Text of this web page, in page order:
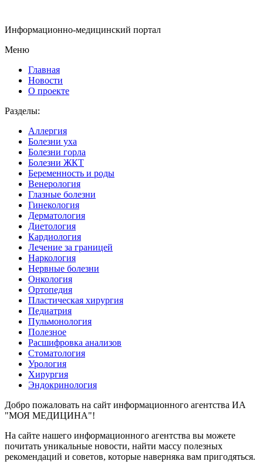
Информационно-медицинский портал
Меню
Главная
Новости
О проекте
Разделы:
Аллергия
Болезни уха
Болезни горла
Болезни ЖКТ
Беременность и роды
Венерология
Глазные болезни
Гинекология
Дерматология
Диетология
Кардиология
Лечение за границей
Наркология
Нервные болезни
Онкология
Ортопедия
Пластическая хирургия
Педиатрия
Пульмонология
Полезное
Расшифровка анализов
Стоматология
Урология
Хирургия
Эндокринология
Добро пожаловать на сайт информационного агентства ИА
"МОЯ МЕДИЦИНА"!
На сайте нашего информационного агентства вы можете
почитать уникальные новости, найти массу полезных
рекомендаций и советов, которые наверняка вам пригодяться.